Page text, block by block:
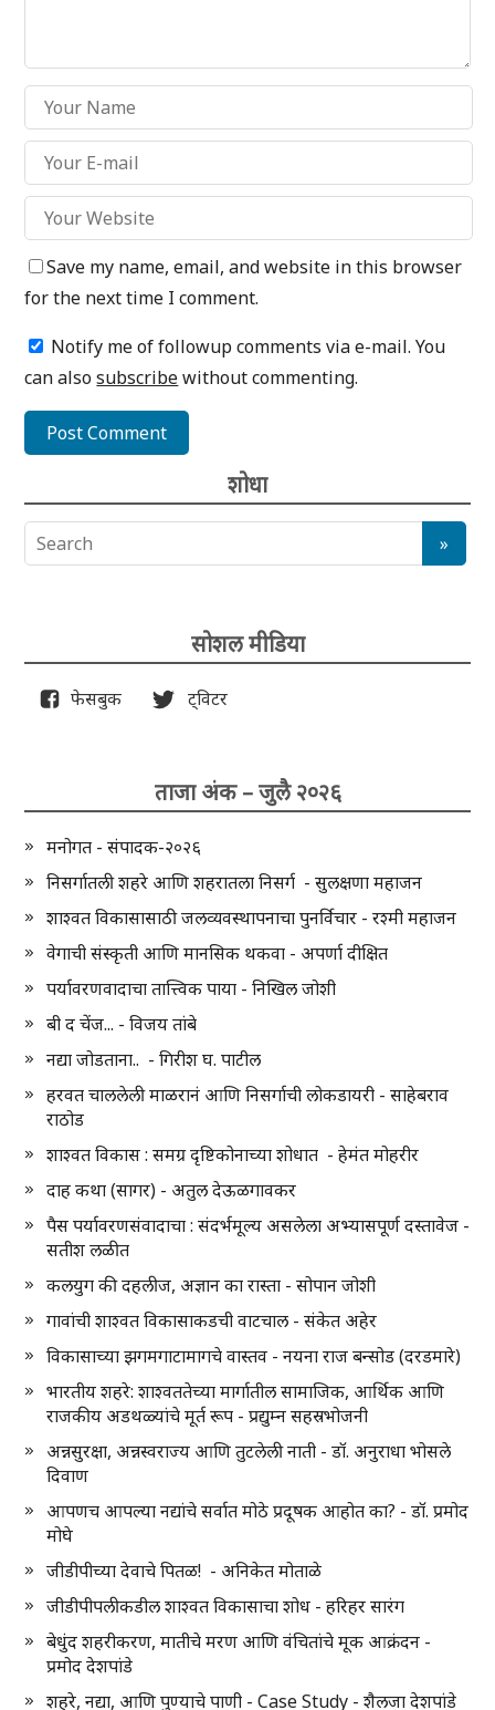
Save my name, email, and website in this browser
for the next time I comment.
Notify me of followup comments via e-mail. You
can alsosubscribewithout commenting.
शोधा
सोशल मीडिया
फेसबुक ट्विटर
ताजा अंक – जुलै २०२६
मनोगत - संपादक-२०२६
निसर्गातली शहरे आणि शहरातला निसर्ग - सुलक्षणा महाजन
शाश्वत विकासासाठी जलव्यवस्थापनाचा पुनर्विचार - रश्मी महाजन
वेगाची संस्कृती आणि मानसिक थकवा - अपर्णा दीक्षित
पर्यावरणवादाचा तात्त्विक पाया - निखिल जोशी
बी द चेंज... - विजय तांबे
नद्या जोडताना.. - गिरीश घ. पाटील
हरवत चाललेली माळरानं आणि निसर्गाची लोकडायरी - साहेबराव
राठोड
शाश्वत विकास : समग्र दृष्टिकोनाच्या शोधात - हेमंत मोहरीर
दाह कथा (सागर) - अतुल देऊळगावकर
पैस पर्यावरणसंवादाचा : संदर्भमूल्य असलेला अभ्यासपूर्ण दस्तावेज -
सतीश लळीत
कलयुग की दहलीज, अज्ञान का रास्ता - सोपान जोशी
गावांची शाश्वत विकासाकडची वाटचाल - संकेत अहेर
विकासाच्या झगमगाटामागचे वास्तव - नयना राज बन्सोड (दरडमारे)
भारतीय शहरे: शाश्वततेच्या मार्गातील सामाजिक, आर्थिक आणि
राजकीय अडथळ्यांचे मूर्त रूप - प्रद्युम्न सहस्रभोजनी
अन्नसुरक्षा, अन्नस्वराज्य आणि तुटलेली नाती - डॉ. अनुराधा भोसले
दिवाण
आपणच आपल्या नद्यांचे सर्वात मोठे प्रदूषक आहोत का? - डॉ. प्रमोद
मोघे
जीडीपीच्या देवाचे पितळ! - अनिकेत मोताळे
जीडीपीपलीकडील शाश्वत विकासाचा शोध - हरिहर सारंग
बेधुंद शहरीकरण, मातीचे मरण आणि वंचितांचे मूक आक्रंदन -
प्रमोद देशपांडे
शहरे, नद्या, आणि पुण्याचे पाणी - Case Study - शैलजा देशपांडे